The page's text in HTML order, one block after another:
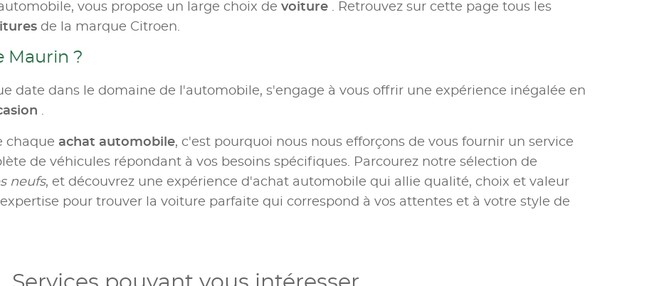
vous propose un large choix de voiture . Retrouvez sur cette page tous les
de la marque Citroen.
Maurin ?
date dans le domaine de l'automobile, s'engage à vous offrir une expérience inégalée en
.
chaque achat automobile, c'est pourquoi nous nous efforçons de vous fournir un service
de véhicules répondant à vos besoins spécifiques. Parcourez notre sélection de
neufs, et découvrez une expérience d'achat automobile qui allie qualité, choix et valeur
pour trouver la voiture parfaite qui correspond à vos attentes et à votre style de